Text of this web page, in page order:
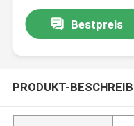
Bestpreis
PRODUKT-